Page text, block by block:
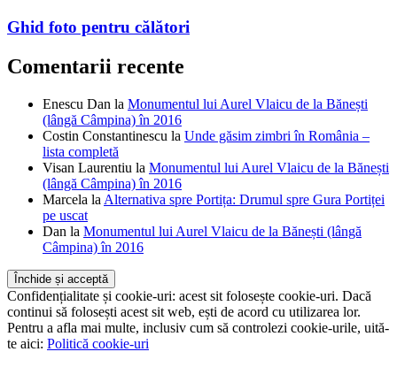
Ghid foto pentru călători
Comentarii recente
Enescu Dan la Monumentul lui Aurel Vlaicu de la Bănești
(lângă Câmpina) în 2016
Costin Constantinescu la Unde găsim zimbri în România –
lista completă
Visan Laurentiu la Monumentul lui Aurel Vlaicu de la Bănești
(lângă Câmpina) în 2016
Marcela laAlternativa spre Portița: Drumul spre Gura Portiței
pe uscat
Dan la Monumentul lui Aurel Vlaicu de la Bănești (lângă
Câmpina) în 2016
Confidențialitate și cookie-uri: acest sit folosește cookie-uri. Dacă
continui să folosești acest sit web, ești de acord cu utilizarea lor.
Pentru a afla mai multe, inclusiv cum să controlezi cookie-urile, uită-
te aici: Politică cookie-uri